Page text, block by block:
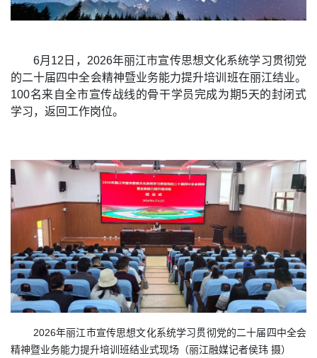
6月12日，2026年丽江市宣传思想文化系统学习贯彻党
的二十届四中全会精神暨业务能力提升培训班在丽江结业。
100名来自全市宣传战线的骨干学员完成为期5天的封闭式
学习，返回工作岗位。
2026年丽江市宣传思想文化系统学习贯彻党的二十届四中全会
精神暨业务能力提升培训班结业式现场（丽江融媒记者侯玮 摄）